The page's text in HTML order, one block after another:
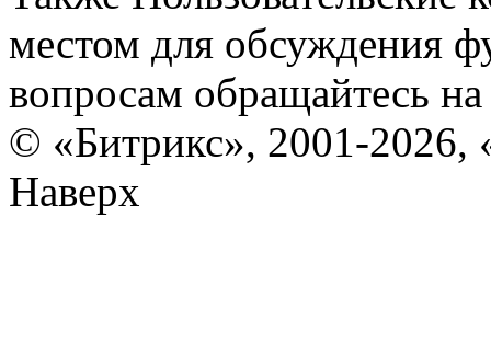
местом для обсуждения
вопросам обращайтесь
© «Битрикс», 2001-2026,
Наверх